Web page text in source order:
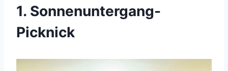
1. Sonnenuntergang-
Picknick